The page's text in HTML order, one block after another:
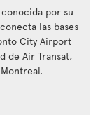
por su
las bases
City Airport
de Air Transat,